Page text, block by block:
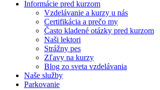
Informácie pred kurzom
Vzdelávanie a kurzy u nás
Certifikácia a prečo my
Často kladené otázky pred kurzom
Naši lektori
Strážny pes
Zľavy na kurzy
Blog zo sveta vzdelávania
Naše služby
Parkovanie